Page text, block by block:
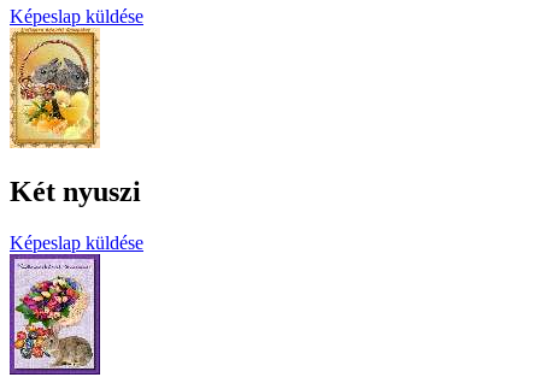
Képeslap küldése
Két nyuszi
Képeslap küldése